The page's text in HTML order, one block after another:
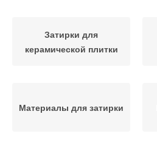
Затирки для
керамической плитки
Материалы для затирки